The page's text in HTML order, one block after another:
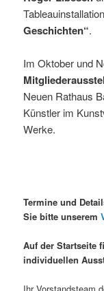
Geschichten“.
Im Oktober und
Neuen Rathaus
Künstler im
Werke.
Termine und
Sie bitte unserem
Auf der Startseite
individuellen